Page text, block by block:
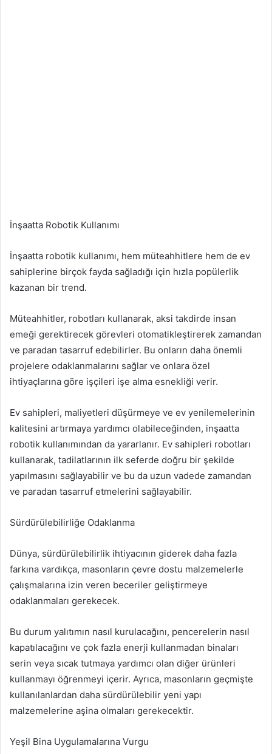
İnşaatta Robotik Kullanımı
İnşaatta robotik kullanımı, hem müteahhitlere hem de ev
sahiplerine birçok fayda sağladığı için hızla popülerlik
kazanan bir trend.
Müteahhitler, robotları kullanarak, aksi takdirde insan
emeği gerektirecek görevleri otomatikleştirerek zamandan
ve paradan tasarruf edebilirler. Bu onların daha önemli
projelere odaklanmalarını sağlar ve onlara özel
ihtiyaçlarına göre işçileri işe alma esnekliği verir.
Ev sahipleri, maliyetleri düşürmeye ve ev yenilemelerinin
kalitesini artırmaya yardımcı olabileceğinden, inşaatta
robotik kullanımından da yararlanır. Ev sahipleri robotları
kullanarak, tadilatlarının ilk seferde doğru bir şekilde
yapılmasını sağlayabilir ve bu da uzun vadede zamandan
ve paradan tasarruf etmelerini sağlayabilir.
Sürdürülebilirliğe Odaklanma
Dünya, sürdürülebilirlik ihtiyacının giderek daha fazla
farkına vardıkça, masonların çevre dostu malzemelerle
çalışmalarına izin veren beceriler geliştirmeye
odaklanmaları gerekecek.
Bu durum yalıtımın nasıl kurulacağını, pencerelerin nasıl
kapatılacağını ve çok fazla enerji kullanmadan binaları
serin veya sıcak tutmaya yardımcı olan diğer ürünleri
kullanmayı öğrenmeyi içerir. Ayrıca, masonların geçmişte
kullanılanlardan daha sürdürülebilir yeni yapı
malzemelerine aşina olmaları gerekecektir.
Yeşil Bina Uygulamalarına Vurgu